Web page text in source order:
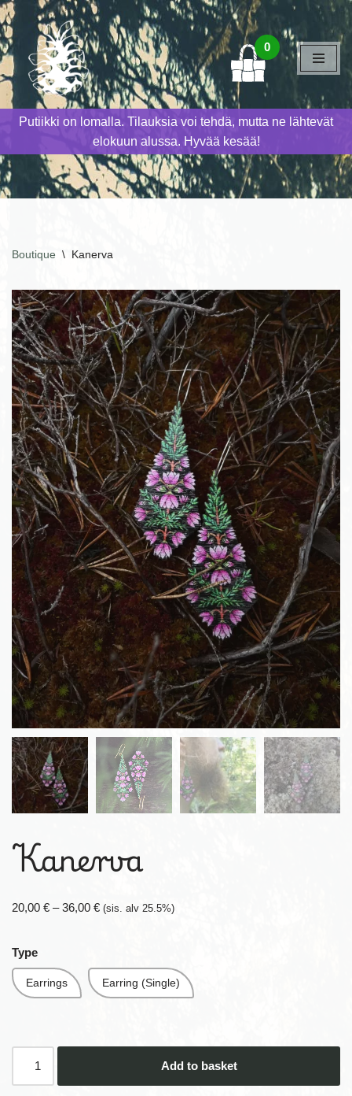
Siirry
suoraan
sisältöön
0
Putiikki on lomalla. Tilauksia voi tehdä, mutta ne lähtevät
elokuun alussa. Hyvää kesää!
Boutique \ Kanerva
Kanerva
20,00 € – 36,00 € (sis. alv 25.5%)
Type
Earrings Earring (Single)
Add to basket